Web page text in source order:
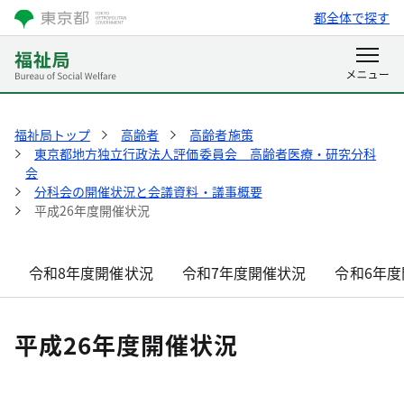
都全体で探す
福祉局トップ 高齢者
高齢者施策
東京都地方独立行政法人評価委員会 高齢者医療・研究分科
会
分科会の開催状況と会議資料・議事概要
平成26年度開催状況
令和8年度開催状況 令和7年度開催状況 令和6年
平成26年度開催状況